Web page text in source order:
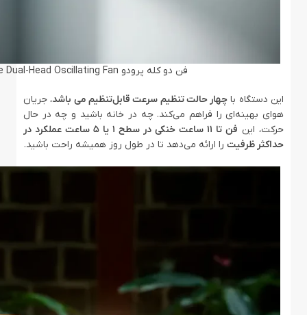
فن دو کله پرودو Porodo Lifestyle Dual-Head Oscillating Fan
این دستگاه با چهار حالت تنظیم سرعت قابل‌تنظیم می باشد، جریان
هوای بهینه‌ای را فراهم می‌کند. چه در خانه باشید و چه در حال
حرکت، این
فن تا 11 ساعت خنکی در سطح 1 یا 5 ساعت عملکرد در
حداکثر ظرفیت را ارائه می‌دهد تا در طول روز همیشه راحت باشید.